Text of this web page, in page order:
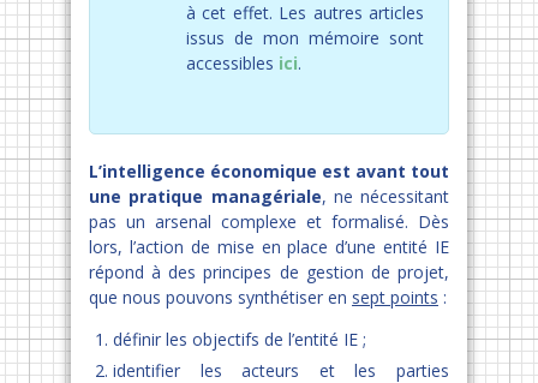
à cet effet. Les autres articles
issus de mon mémoire sont
accessibles ici.
L’intelligence économique est avant tout
une pratique managériale, ne nécessitant
pas un arsenal complexe et formalisé. Dès
lors, l’action de mise en place d’une entité IE
répond à des principes de gestion de projet,
que nous pouvons synthétiser en sept points :
définir les objectifs de l’entité IE ;
identifier les acteurs et les parties